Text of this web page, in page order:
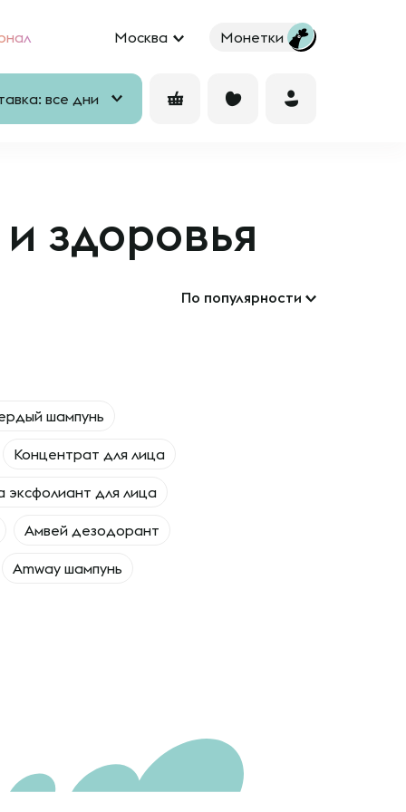
Москва Монетки
все дни
здоровья
По популярности
шампунь
Концентрат для лица
эксфолиант для лица
Амвей дезодорант
Amway шампунь